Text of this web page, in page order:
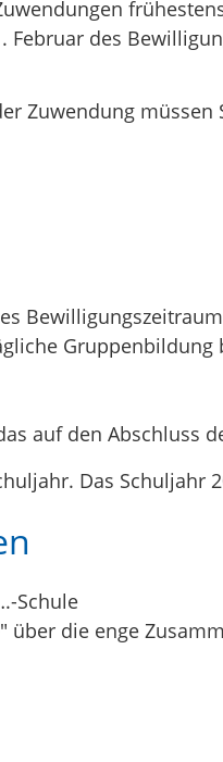
des
Zuwendung müssen
auf den Abschluss
Das Schuljahr
Schule
über die enge